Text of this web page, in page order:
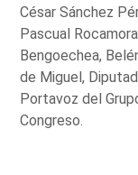
César Sánchez
Pascual
Bengoechea,
de Miguel,
Portavoz del
Congreso.